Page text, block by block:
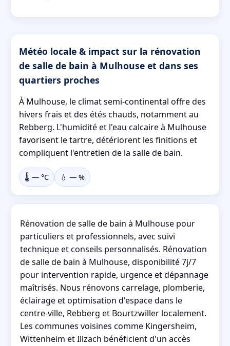
Météo locale & impact sur la rénovation
de salle de bain à Mulhouse et dans ses
quartiers proches
À Mulhouse, le climat semi-continental offre des
hivers frais et des étés chauds, notamment au
Rebberg. L'humidité et l'eau calcaire à Mulhouse
favorisent le tartre, détériorent les finitions et
compliquent l'entretien de la salle de bain.
🌡️ — °C 💧 — %
Rénovation de salle de bain à Mulhouse pour
particuliers et professionnels, avec suivi
technique et conseils personnalisés. Rénovation
de salle de bain à Mulhouse, disponibilité 7j/7
pour intervention rapide, urgence et dépannage
maîtrisés. Nous rénovons carrelage, plomberie,
éclairage et optimisation d'espace dans le
centre-ville, Rebberg et Bourtzwiller localement.
Les communes voisines comme Kingersheim,
Wittenheim et Illzach bénéficient d'un accès